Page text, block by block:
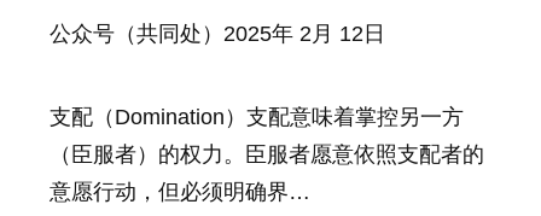
公众号（共同处） 2025年 2月 12日
支配（Domination）支配意味着掌控另一方
（臣服者）的权力。臣服者愿意依照支配者的
意愿行动，但必须明确界…